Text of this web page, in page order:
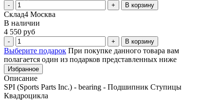
В корзину
Склад4 Москва
В наличии
4 550 руб
В корзину
Выберите подарок При покупке данного товара вам
полагается один из подарков представленных ниже
Избранное
Описание
SPI (Sports Parts Inc.) - bearing - Подшипник Ступицы
Квадроцикла